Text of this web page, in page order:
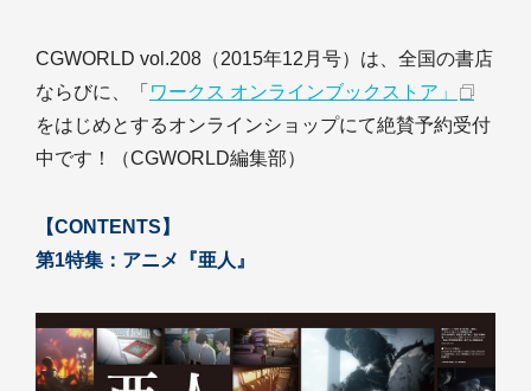
CGWORLD vol.208（2015年12月号）は、全国の書店
ならびに、「 ワークス オンラインブックストア」
をはじめとするオンラインショップにて絶賛予約受付
中です！（CGWORLD編集部）
【CONTENTS】
第1特集：アニメ『亜人』